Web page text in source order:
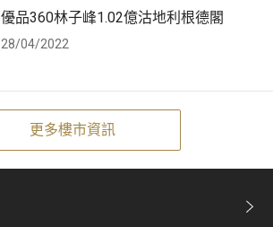
更多樓市資訊
優品360林子峰1.02億沽地利根德閣
28/04/2022